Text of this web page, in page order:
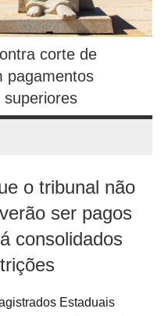
corte de
pagamentos
superiores
o tribunal não
ser pagos
consolidados
Estaduais